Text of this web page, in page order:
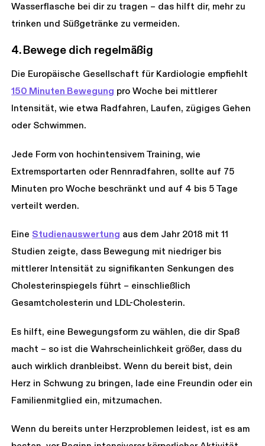
Wasserflasche bei dir zu tragen – das hilft dir, mehr zu
trinken und Süßgetränke zu vermeiden.
4. Bewege dich regelmäßig
Die Europäische Gesellschaft für Kardiologie empfiehlt
150 Minuten Bewegung pro Woche bei mittlerer
Intensität, wie etwa Radfahren, Laufen, zügiges Gehen
oder Schwimmen.
Jede Form von hochintensivem Training, wie
Extremsportarten oder Rennradfahren, sollte auf 75
Minuten pro Woche beschränkt und auf 4 bis 5 Tage
verteilt werden.
EineStudienauswertung aus dem Jahr 2018 mit 11
Studien zeigte, dass Bewegung mit niedriger bis
mittlerer Intensität zu signifikanten Senkungen des
Cholesterinspiegels führt – einschließlich
Gesamtcholesterin und LDL-Cholesterin.
Es hilft, eine Bewegungsform zu wählen, die dir Spaß
macht – so ist die Wahrscheinlichkeit größer, dass du
auch wirklich dranbleibst. Wenn du bereit bist, dein
Herz in Schwung zu bringen, lade eine Freundin oder ein
Familienmitglied ein, mitzumachen.
Wenn du bereits unter Herzproblemen leidest, ist es am